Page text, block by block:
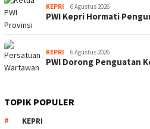
KEPRI 6 Agustus 2026
PWI Kepri Hormati
KEPRI 6 Agustus 2026
PWI Dorong Penguatan
TOPIK POPULER
KEPRI